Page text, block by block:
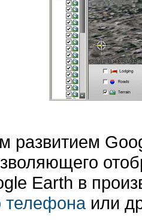
развитием
Earth в
телефонаили